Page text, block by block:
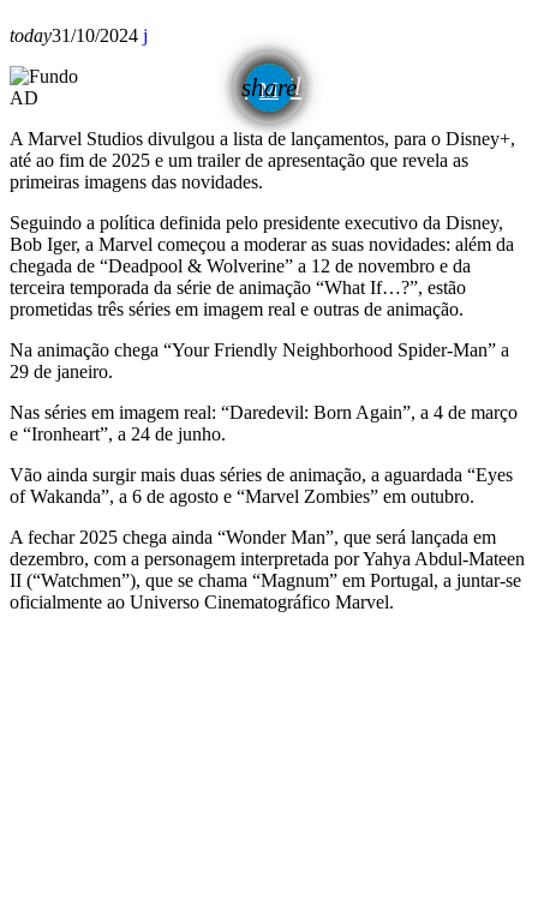
today31/10/2024
share
email
AD
A Marvel Studios divulgou a lista de lançamentos, para o Disney+,
até ao fim de 2025 e um trailer de apresentação que revela as
primeiras imagens das novidades.
Seguindo a política definida pelo presidente executivo da Disney,
Bob Iger, a Marvel começou a moderar as suas novidades: além da
chegada de “Deadpool & Wolverine” a 12 de novembro e da
terceira temporada da série de animação “What If…?”, estão
prometidas três séries em imagem real e outras de animação.
Na animação chega “Your Friendly Neighborhood Spider-Man” a
29 de janeiro.
Nas séries em imagem real: “Daredevil: Born Again”, a 4 de março
e “Ironheart”, a 24 de junho.
Vão ainda surgir mais duas séries de animação, a aguardada “Eyes
of Wakanda”, a 6 de agosto e “Marvel Zombies” em outubro.
A fechar 2025 chega ainda “Wonder Man”, que será lançada em
dezembro, com a personagem interpretada por Yahya Abdul-Mateen
II (“Watchmen”), que se chama “Magnum” em Portugal, a juntar-se
oficialmente ao Universo Cinematográfico Marvel.